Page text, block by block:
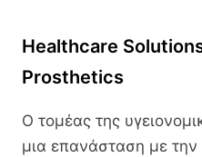
Healthcare
Prosthetics
Ο τομέας της
μια επανάσταση με